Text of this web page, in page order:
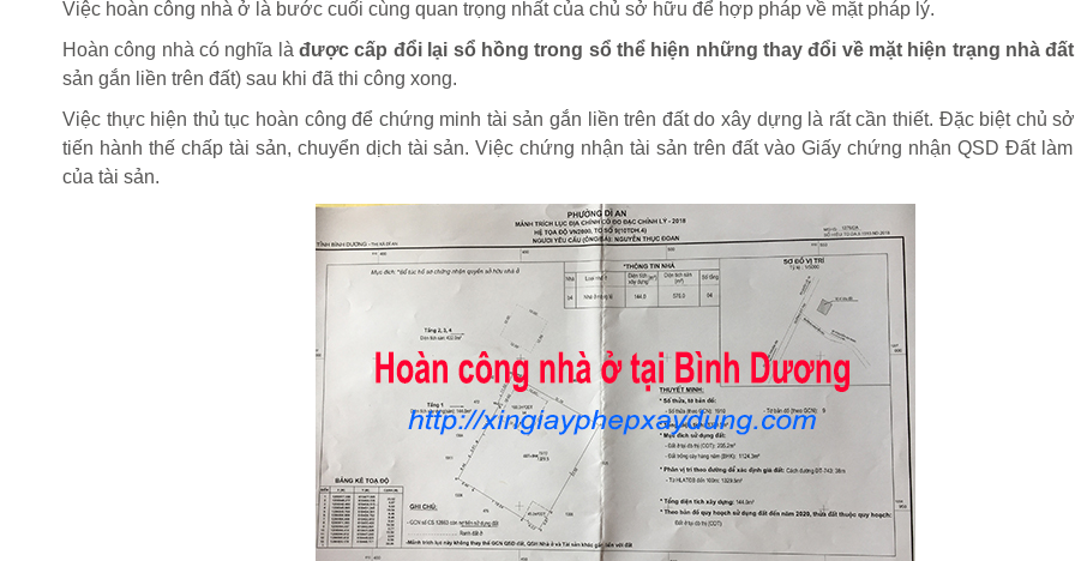
Việc hoàn công nhà ở là bước cuối cùng quan trọng nhất của chủ sở hữu để hợp pháp về mặt pháp lý.
Hoàn công nhà có nghĩa làđược cấp đổi lại sổ hồng trong sổ thể hiện những thay đổi về mặt hiện trạng nhà đất
sản gắn liền trên đất) sau khi đã thi công xong.
Việc thực hiện thủ tục hoàn công để chứng minh tài sản gắn liền trên đất do xây dựng là rất cần thiết. Đặc biệt chủ
tiến hành thế chấp tài sản, chuyển dịch tài sản. Việc chứng nhận tài sản trên đất vào Giấy chứng nhận QSD Đất
của tài sản.